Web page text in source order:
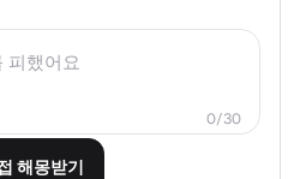
0/30
해몽받기